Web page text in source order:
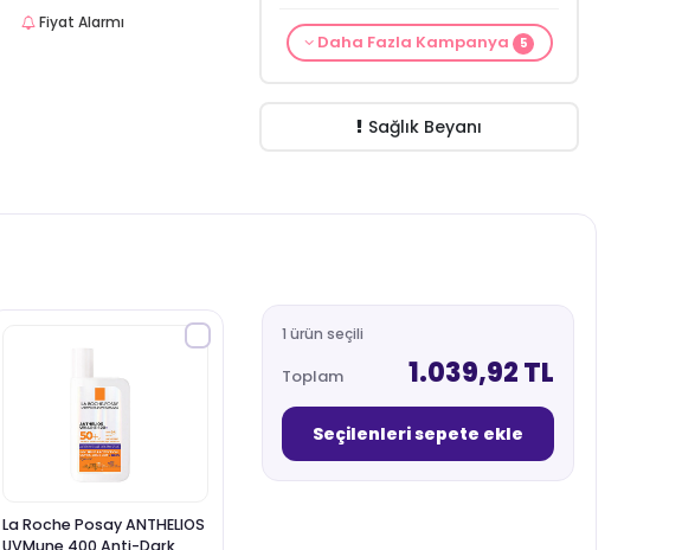
Fiyat Alarmı
Anne ve Bebek ürün
alımınızda
From Natura
Kadınlar İçin
Terleme Karşıtı
FİYAT!188.55 TL!
Alls Biocosmetics
Organik Anti
Stretch Mark
ml ÖZEL FİYAT
399.90 TL!
Anne ve Bebek bakımı
siparişlerinizdeCARINE
Cilt Bakım ürünü
siparişinizde
ml 149.90 TL!
Daha Fazla Kampanya 5
Sağlık Beyanı
La Roche Posay ANTHELIOS
1 ürün seçili
Toplam 1.039,92 TL
Seçilenleri sepete ekle